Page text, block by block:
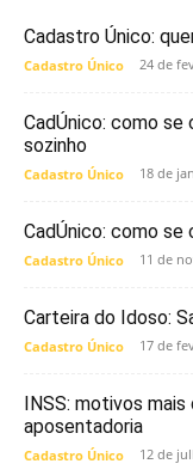
Cadastro Único:
Cadastro Único 24 de
CadÚnico: como se
sozinho
Cadastro Único 18 de
CadÚnico: como
Cadastro Único 11 de
Carteira do Idoso:
Cadastro Único 17 de
INSS: motivos mais
aposentadoria
Cadastro Único 12 de